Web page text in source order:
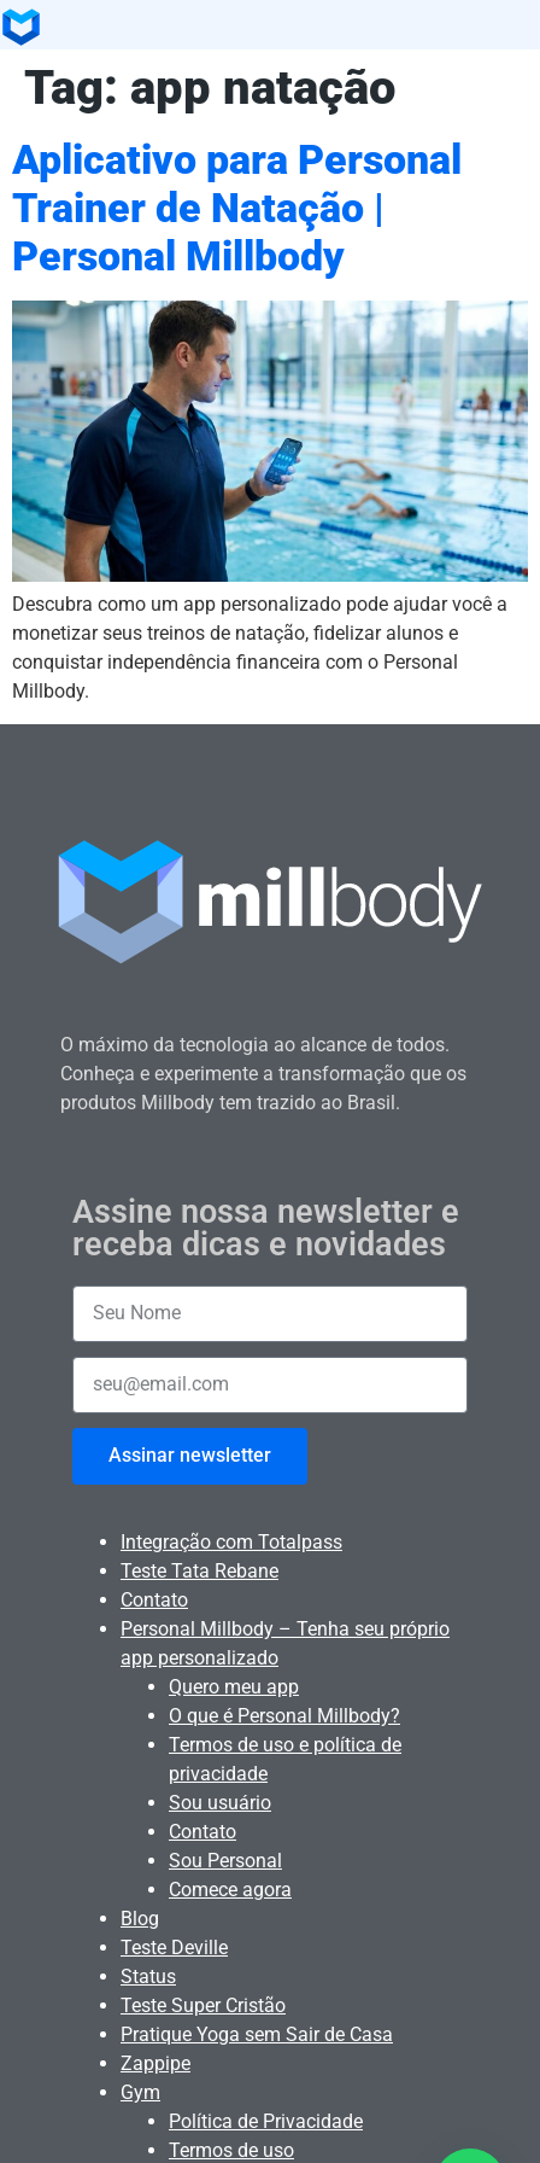
Tag: app natação
Aplicativo para Personal
Trainer de Natação |
Personal Millbody
Descubra como um app personalizado pode ajudar você a
monetizar seus treinos de natação, fidelizar alunos e
conquistar independência financeira com o Personal
Millbody.
O máximo da tecnologia ao alcance de todos.
Conheça e experimente a transformação que os
produtos Millbody tem trazido ao Brasil.
Assine nossa newsletter e
receba dicas e novidades
Assinar newsletter
Integração com Totalpass
Teste Tata Rebane
Contato
Personal Millbody – Tenha seu próprio
app personalizado
Quero meu app
O que é Personal Millbody?
Termos de uso e política de
privacidade
Sou usuário
Contato
Sou Personal
Comece agora
Blog
Teste Deville
Status
Teste Super Cristão
Pratique Yoga sem Sair de Casa
Zappipe
Gym
Política de Privacidade
Termos de uso